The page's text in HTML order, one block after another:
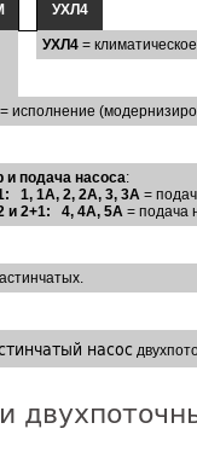
УХЛ4
УХЛ4 =
= исполнение
и подача насоса:
1, 1А, 2, 2А, 3, 3А =
и 2+1: 4, 4А, 5А = подача
насос